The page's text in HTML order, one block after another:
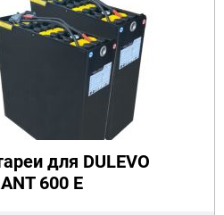
для DULEVO
600 E